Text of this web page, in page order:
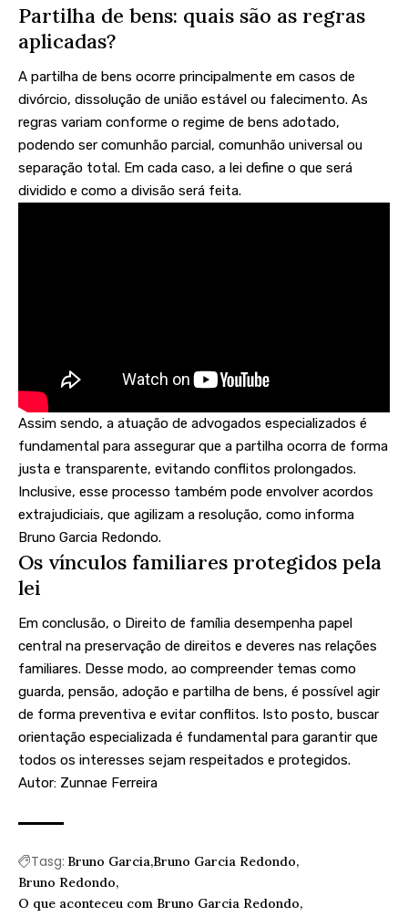
Partilha de bens: quais são as regras
aplicadas?
A partilha de bens ocorre principalmente em casos de
divórcio, dissolução de união estável ou falecimento. As
regras variam conforme o regime de bens adotado,
podendo ser comunhão parcial, comunhão universal ou
separação total. Em cada caso, a lei define o que será
dividido e como a divisão será feita.
Assim sendo, a atuação de advogados especializados é
fundamental para assegurar que a partilha ocorra de forma
justa e transparente, evitando conflitos prolongados.
Inclusive, esse processo também pode envolver acordos
extrajudiciais, que agilizam a resolução, como informa
Bruno Garcia Redondo.
Os vínculos familiares protegidos pela
lei
Em conclusão, o Direito de família desempenha papel
central na preservação de direitos e deveres nas relações
familiares. Desse modo, ao compreender temas como
guarda, pensão, adoção e partilha de bens, é possível agir
de forma preventiva e evitar conflitos. Isto posto, buscar
orientação especializada é fundamental para garantir que
todos os interesses sejam respeitados e protegidos.
Autor: Zunnae Ferreira
Tasg: Bruno Garcia Bruno Garcia Redondo
Bruno Redondo
O que aconteceu com Bruno Garcia Redondo